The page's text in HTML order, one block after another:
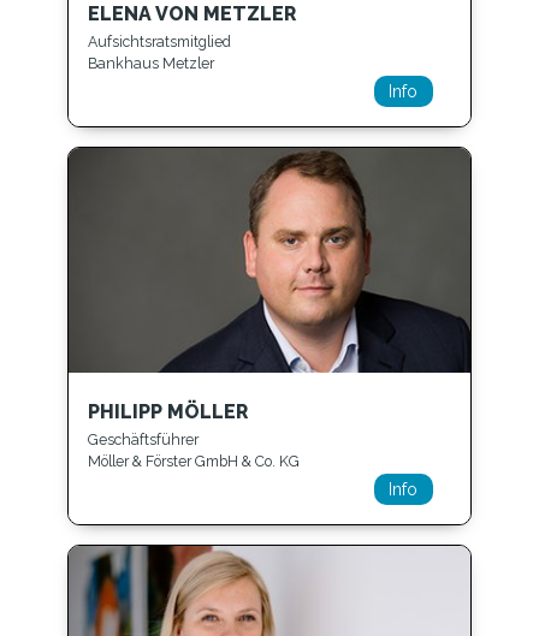
ELENA VON METZLER
Aufsichtsratsmitglied
Bankhaus Metzler
Info
PHILIPP MÖLLER
Geschäftsführer
Möller & Förster GmbH & Co. KG
Info